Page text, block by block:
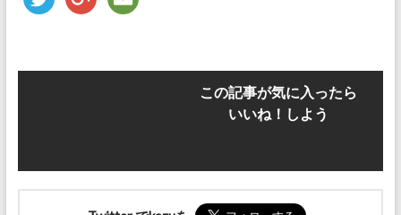
この記事が気に入ったら
いいね！しよう